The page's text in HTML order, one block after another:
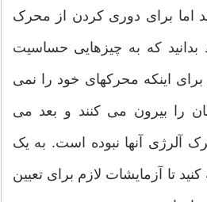
اما برای دوری کردن از محرک
بدانید که به چیزهایی حساسیت
برای اینکه محرکهای خود را نمی
را بیرون می کنند و بعد می
آلرژی آنها نبوده است. به یک
تا آزمایشات لازم برای تعیین